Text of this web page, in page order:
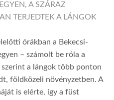
A SZÁRAZ
TERJEDTEK A LÁNGOK
órákban a Bekecsi-
– számolt be róla a
szerint a lángok több ponton
földközeli növényzetben. A
is elérte, így a füst